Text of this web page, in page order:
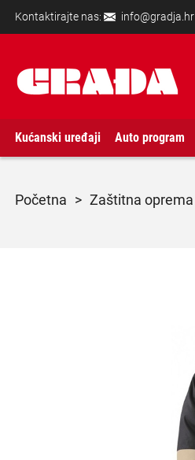
Kontaktirajte nas: info@gradja.hr
Kućanski uređaji Auto program
početna > zaštitna oprema